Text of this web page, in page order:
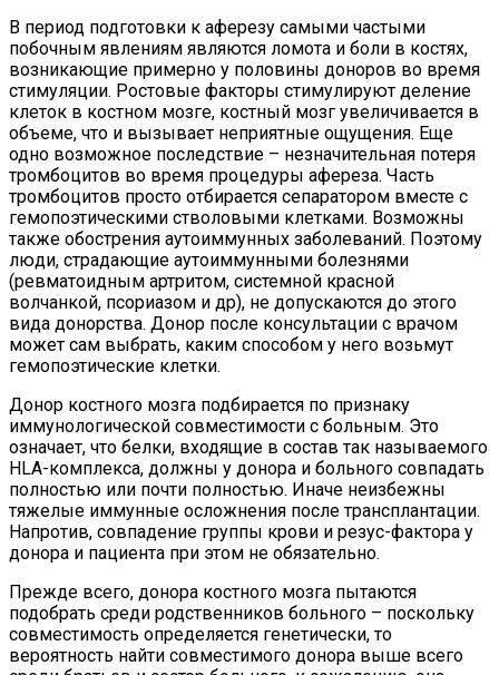
В период подготовки к аферезу самыми частыми
побочным явлениям являются ломота и боли в костях,
возникающие примерно у половины доноров во время
стимуляции. Ростовые факторы стимулируют деление
клеток в костном мозге, костный мозг увеличивается в
объеме, что и вызывает неприятные ощущения. Еще
одно возможное последствие – незначительная потеря
тромбоцитов во время процедуры афереза. Часть
тромбоцитов просто отбирается сепаратором вместе с
гемопоэтическими стволовыми клетками. Возможны
также обострения аутоиммунных заболеваний. Поэтому
люди, страдающие аутоиммунными болезнями
(ревматоидным артритом, системной красной
волчанкой, псориазом и др), не допускаются до этого
вида донорства. Донор после консультации с врачом
может сам выбрать, каким способом у него возьмут
гемопоэтические клетки.
Донор костного мозга подбирается по признаку
иммунологической совместимости с больным. Это
означает, что белки, входящие в состав так называемого
HLA-комплекса, должны у донора и больного совпадать
полностью или почти полностью. Иначе неизбежны
тяжелые иммунные осложнения после трансплантации.
Напротив, совпадение группы крови и резус-фактора у
донора и пациента при этом не обязательно.
Прежде всего, донора костного мозга пытаются
подобрать среди родственников больного – поскольку
совместимость определяется генетически, то
вероятность найти совместимого донора выше всего